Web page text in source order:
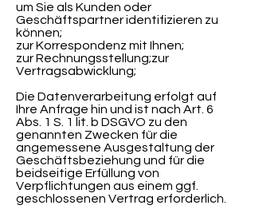
um Sie als Kunden oder
Geschäftspartner identifizieren zu
können;
zur Korrespondenz mit Ihnen;
zur Rechnungsstellung;zur
Vertragsabwicklung;
Die Datenverarbeitung erfolgt auf
Ihre Anfrage hin und ist nach Art. 6
Abs. 1 S. 1 lit. b DSGVO zu den
genannten Zwecken für die
angemessene Ausgestaltung der
Geschäftsbeziehung und für die
beidseitige Erfüllung von
Verpflichtungen aus einem ggf.
geschlossenen Vertrag erforderlich.